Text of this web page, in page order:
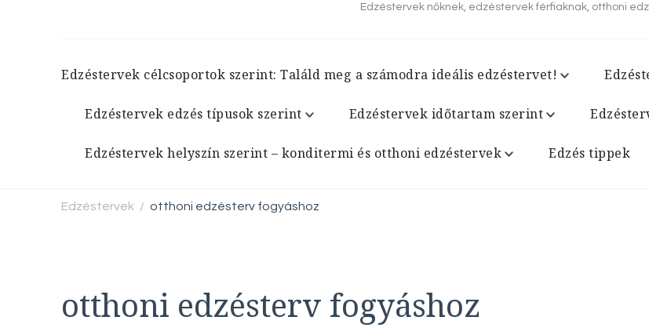
Edzéstervek nőknek, edzéstervek férfiaknak, otthoni
Edzéstervek célcsoportok szerint: Találd meg a számodra ideális edzéstervet!
Edzéstervek edzés típusok szerint Edzéstervek időtartam szerint
Edzéstervek helyszín szerint – konditermi és otthoni edzéstervek Edzés tippek
Edzéstervek / otthoni edzésterv fogyáshoz
otthoni edzésterv fogyáshoz